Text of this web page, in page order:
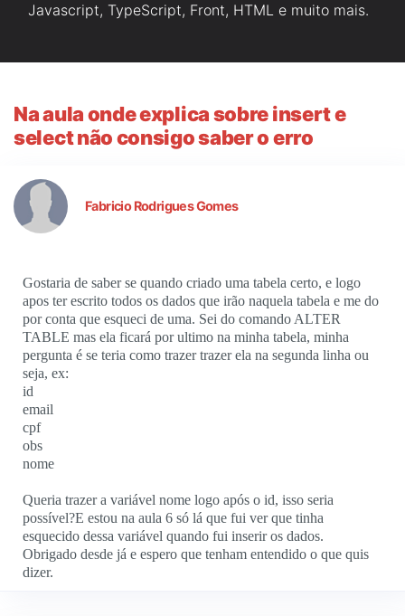
Javascript, TypeScript, Front, HTML e muito mais.
Na aula onde explica sobre insert e
select não consigo saber o erro
Fabricio Rodrigues Gomes
Gostaria de saber se quando criado uma tabela certo, e logo
apos ter escrito todos os dados que irão naquela tabela e me do
por conta que esqueci de uma. Sei do comando ALTER
TABLE mas ela ficará por ultimo na minha tabela, minha
pergunta é se teria como trazer trazer ela na segunda linha ou
seja, ex:
id
email
cpf
obs
nome
Queria trazer a variável nome logo após o id, isso seria
possível?E estou na aula 6 só lá que fui ver que tinha
esquecido dessa variável quando fui inserir os dados.
Obrigado desde já e espero que tenham entendido o que quis
dizer.